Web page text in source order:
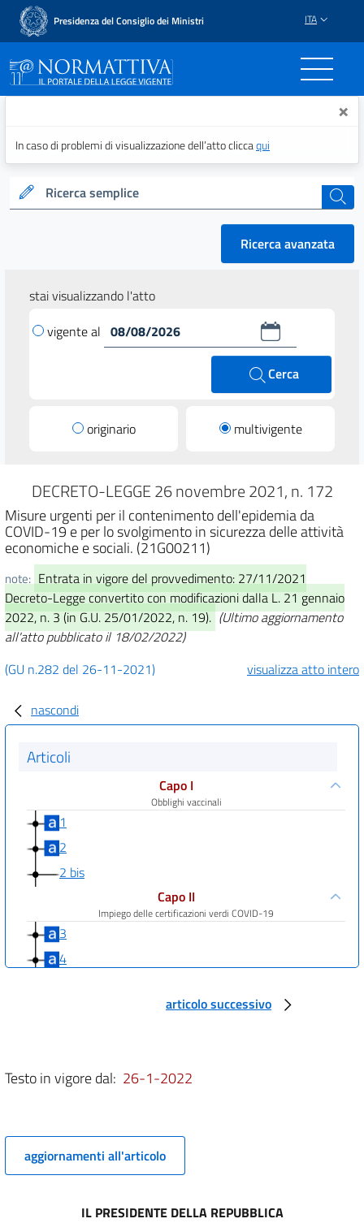
Presidenza del Consiglio dei Ministri ITA
Normattiva - Il portale ×
In caso di problemi di visualizzazione dell’atto cliccaqui
Ricerca semplice cerca
Ricerca avanzata
stai visualizzando l'atto
vigente al
Cerca
originario multivigente
DECRETO-LEGGE 26 novembre 2021, n. 172
Misure urgenti per il contenimento dell'epidemia da
COVID-19 e per lo svolgimento in sicurezza delle attività
economiche e sociali. (21G00211)
note: Entrata in vigore del provvedimento: 27/11/2021
Decreto-Legge convertito con modificazioni dalla L. 21 gennaio
2022, n. 3 (in G.U. 25/01/2022, n. 19). (Ultimo aggiornamento
all'atto pubblicato il 18/02/2022)
(GU n.282 del 26-11-2021)
visualizza atto intero
nascondi
Articoli
Capo I
Obblighi vaccinali
1
2
2 bis
Capo II
Impiego delle certificazioni verdi COVID-19
3
4
7
10
articolo successivo
Testo in vigore dal: 26-1-2022
aggiornamenti all'articolo
IL PRESIDENTE DELLA REPUBBLICA